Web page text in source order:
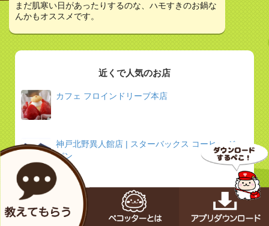
まだ肌寒い日があったりするのな、ハモすきのお鍋な
んかもオススメです。
近くで人気のお店
カフェ フロインドリーブ本店
神戸北野異人館店 | スターバックス コーヒー ジャ
パン
鉄板焼 ねいろ